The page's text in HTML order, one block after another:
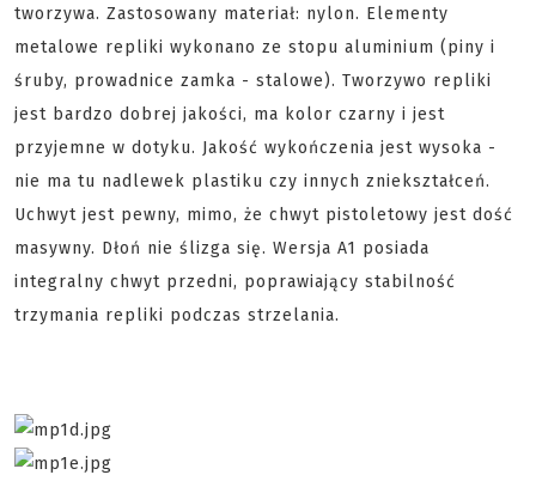
tworzywa. Zastosowany materiał: nylon. Elementy
metalowe repliki wykonano ze stopu aluminium (piny i
śruby, prowadnice zamka - stalowe). Tworzywo repliki
jest bardzo dobrej jakości, ma kolor czarny i jest
przyjemne w dotyku. Jakość wykończenia jest wysoka -
nie ma tu nadlewek plastiku czy innych zniekształceń.
Uchwyt jest pewny, mimo, że chwyt pistoletowy jest dość
masywny. Dłoń nie ślizga się. Wersja A1 posiada
integralny chwyt przedni, poprawiający stabilność
trzymania repliki podczas strzelania.